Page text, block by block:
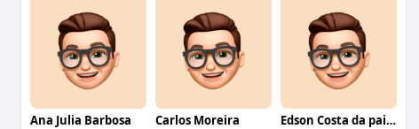
Ana Julia Barbosa Carlos Moreira Edson Costa da paixão